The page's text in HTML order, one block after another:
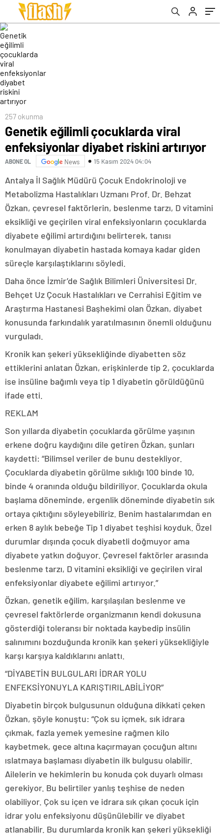
257 okunma
Genetik eğilimli çocuklarda viral
enfeksiyonlar diyabet riskini artırıyor
ABONE OL News 15 Kasım 2024 04:04
Antalya İl Sağlık Müdürü Çocuk Endokrinoloji ve
Metabolizma Hastalıkları Uzmanı Prof. Dr. Behzat
Özkan, çevresel faktörlerin, beslenme tarzı, D vitamini
eksikliği ve geçirilen viral enfeksiyonların çocuklarda
diyabete eğilimi artırdığını belirterek, tanısı
konulmayan diyabetin hastada komaya kadar giden
süreçle karşılaştıklarını söyledi.
Daha önce İzmir’de Sağlık Bilimleri Üniversitesi Dr.
Behçet Uz Çocuk Hastalıkları ve Cerrahisi Eğitim ve
Araştırma Hastanesi Başhekimi olan Özkan, diyabet
konusunda farkındalık yaratılmasının önemli olduğunu
vurguladı.
Kronik kan şekeri yüksekliğinde diyabetten söz
ettiklerini anlatan Özkan, erişkinlerde tip 2, çocuklarda
ise insüline bağımlı veya tip 1 diyabetin görüldüğünü
ifade etti.
REKLAM
Son yıllarda diyabetin çocuklarda görülme yaşının
erkene doğru kaydığını dile getiren Özkan, şunları
kaydetti: “Bilimsel veriler de bunu destekliyor.
Çocuklarda diyabetin görülme sıklığı 100 binde 10,
binde 4 oranında olduğu bildiriliyor. Çocuklarda okula
başlama döneminde, ergenlik döneminde diyabetin sık
ortaya çıktığını söyleyebiliriz. Benim hastalarımdan en
erken 8 aylık bebeğe Tip 1 diyabet teşhisi koyduk. Özel
durumlar dışında çocuk diyabetli doğmuyor ama
diyabete yatkın doğuyor. Çevresel faktörler arasında
beslenme tarzı, D vitamini eksikliği ve geçirilen viral
enfeksiyonlar diyabete eğilimi artırıyor.”
Özkan, genetik eğilim, karşılaşılan beslenme ve
çevresel faktörlerde organizmanın kendi dokusuna
gösterdiği toleransı bir noktada kaybedip insülin
salınımını bozduğunda kronik kan şekeri yüksekliğiyle
karşı karşıya kaldıklarını anlattı.
“DİYABETİN BULGULARI İDRAR YOLU
ENFEKSİYONUYLA KARIŞTIRILABİLİYOR”
Diyabetin birçok bulgusunun olduğuna dikkati çeken
Özkan, şöyle konuştu: “Çok su içmek, sık idrara
çıkmak, fazla yemek yemesine rağmen kilo
kaybetmek, gece altına kaçırmayan çocuğun altını
ıslatmaya başlaması diyabetin ilk bulgusu olabilir.
Ailelerin ve hekimlerin bu konuda çok duyarlı olması
gerekiyor. Bu belirtiler yanlış teşhise de neden
olabiliyor. Çok su içen ve idrara sık çıkan çocuk için
idrar yolu enfeksiyonu düşünülebilir ve diyabet
atlanabilir. Bu durumlarda kronik kan şekeri yüksekliği